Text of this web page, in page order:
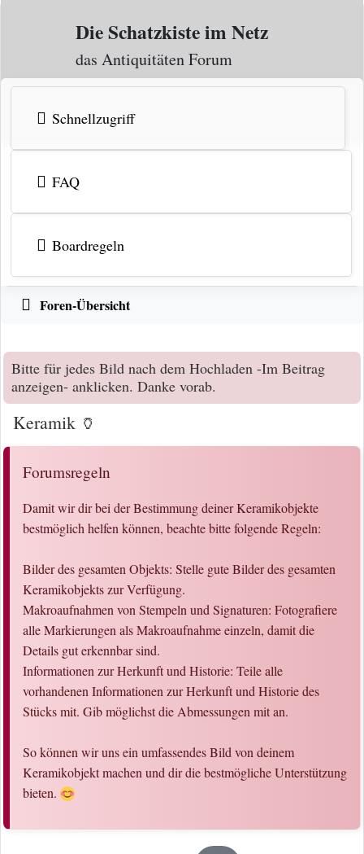
Zum Inhalt
Die Schatzkiste im Netz
das Antiquitäten Forum
Schnellzugriff
FAQ
Boardregeln
Foren-Übersicht
Bitte für jedes Bild nach dem Hochladen -Im Beitrag
anzeigen- anklicken. Danke vorab.
Keramik 🏺
Forumsregeln
Damit wir dir bei der Bestimmung deiner Keramikobjekte
bestmöglich helfen können, beachte bitte folgende Regeln:
Bilder des gesamten Objekts: Stelle gute Bilder des gesamten
Keramikobjekts zur Verfügung.
Makroaufnahmen von Stempeln und Signaturen: Fotografiere
alle Markierungen als Makroaufnahme einzeln, damit die
Details gut erkennbar sind.
Informationen zur Herkunft und Historie: Teile alle
vorhandenen Informationen zur Herkunft und Historie des
Stücks mit. Gib möglichst die Abmessungen mit an.
So können wir uns ein umfassendes Bild von deinem
Keramikobjekt machen und dir die bestmögliche Unterstützung
bieten.